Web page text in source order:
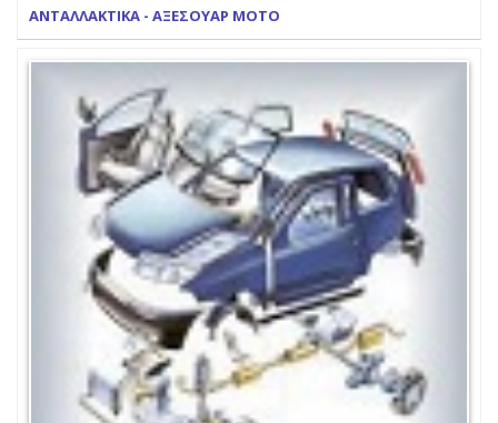
ΑΝΤΑΛΛΑΚΤΙΚΑ - ΑΞΕΣΟΥΑΡ ΜΟΤΟ